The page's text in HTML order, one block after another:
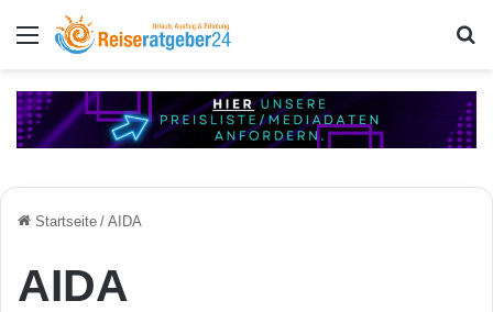
Menü
Startseite / AIDA
AIDA